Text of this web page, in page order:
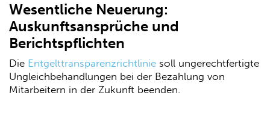
Wesentliche Neuerung:
Auskunftsansprüche und
Berichtspflichten
Die Entgelttransparenzrichtlinie soll ungerechtfertigte
Ungleichbehandlungen bei der Bezahlung von
Mitarbeitern in der Zukunft beenden.